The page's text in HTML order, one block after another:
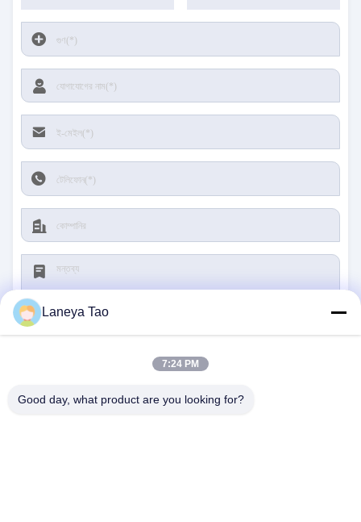
জমা দিন
Laneya Tao
7:24 PM
Good day, what product are you looking for?